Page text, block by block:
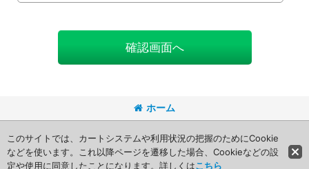
確認画面へ
ホーム
このサイトでは、カートシステムや利用状況の把握のためにCookie
などを使います。これ以降ページを遷移した場合、Cookieなどの設
定や使用に同意したことになります。詳しくはこちら